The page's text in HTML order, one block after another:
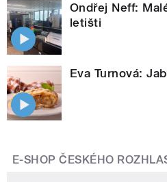
Ondřej Neff:
letišti
Eva Turnová:
E-SHOP ČESKÉHO